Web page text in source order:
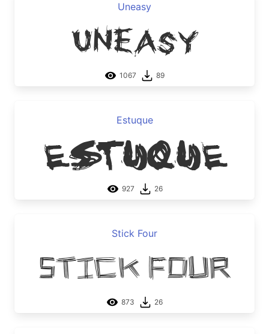
Uneasy
Uneasy
1067 89
Estuque
Estuque
927 26
Stick Four
Stick Four
873 26